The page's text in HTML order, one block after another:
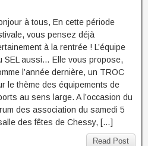
à tous, En cette période
vous pensez déjà
à la rentrée ! L’équipe
SEL aussi… Elle vous propose,
l’année dernière, un TROC
le thème des équipements de
au sens large. A l’occasion du
des association du samedi 5
des fêtes de Chessy, […]
Read Post